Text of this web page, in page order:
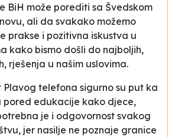
BiH može porediti sa Švedskom
ali da svakako možemo
prakse i pozitivna iskustva u
kako bismo došli do najboljih,
rješenja u našim uslovima.
telefona sigurno su put ka
pored edukacije kako djece,
je i odgovornost svakog
jer nasilje ne poznaje granice